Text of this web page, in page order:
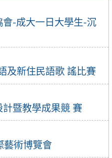
-成大一日大學生-沉
及新住民語歌 謠比賽
暨教學成果競 賽
藝術博覽會